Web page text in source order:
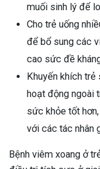
muối sinh lý để
Cho trẻ uống
để bổ sung các
cao sức đề
Khuyến khích trẻ
hoạt động ngoài
sức khỏe tốt
với các tác nhân
Bệnh viêm xoang ở